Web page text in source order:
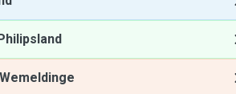
Wemeldinge